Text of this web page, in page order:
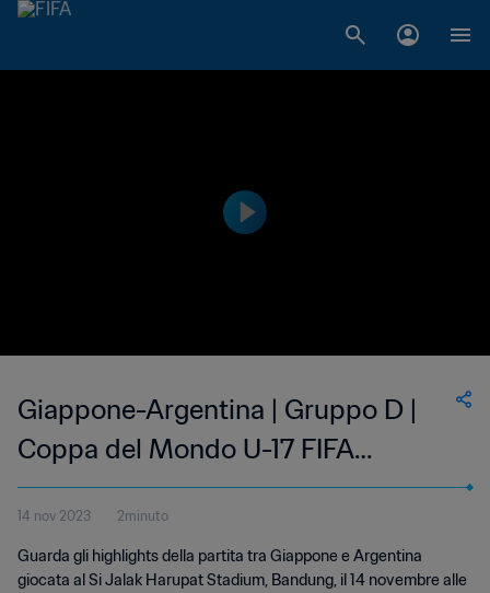
Giappone-Argentina | Gruppo D |
Coppa del Mondo U-17 FIFA
Indonesia 2023 | Highlights
14 nov 2023 2minuto
Guarda gli highlights della partita tra Giappone e Argentina
giocata al Si Jalak Harupat Stadium, Bandung, il 14 novembre alle